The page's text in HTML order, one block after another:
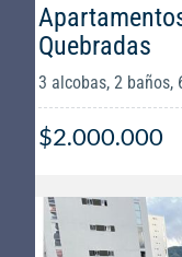
Quebradas
3 alcobas, 2 baños,
$2.000.000